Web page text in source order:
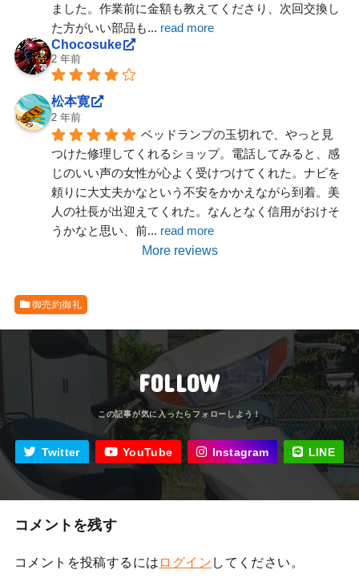
ました。作業前に金額も教えてくださり、次回交換し
た方がいい部品も... read more
Chocosuke
2 年前
松本寛
2 年前
ベッドランプの玉切れで、やっと見
つけた修理してくれるショップ。電話してみると、感
じのいい声の女性が心よく受けつけてくれた。ナビを
頼りに大丈夫かなという不安をかかえながら到着。美
人の社長が出迎えてくれた。なんとなく信用がおけそ
うかなと思い、前... read more
More reviews
御売約御礼
FOLLOW
Twitter YouTube Instagram LINE
コメントを残す
コメントを投稿するには ログイン してください。